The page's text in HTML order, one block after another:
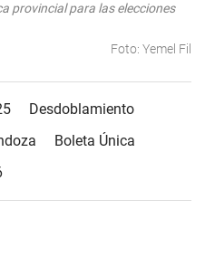
provincial para las elecciones
Foto: Yemel Fil
Desdoblamiento
Boleta Única